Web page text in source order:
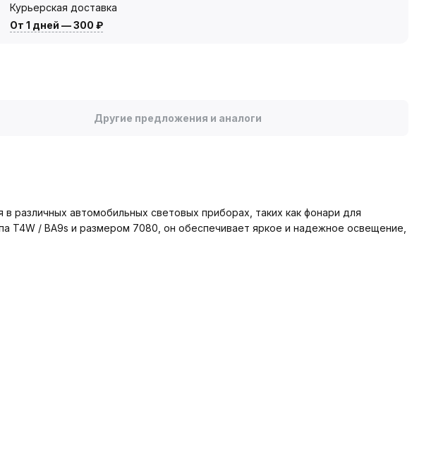
Курьерская доставка
От 1 дней —300 ₽
Другие предложения и аналоги
различных автомобильных световых приборах, таких как фонари для
T4W / BA9s и размером 7080, он обеспечивает яркое и надежное освещение,